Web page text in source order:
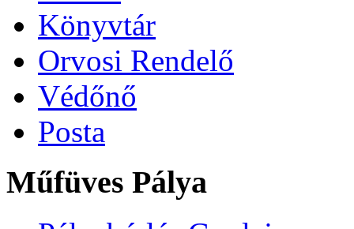
Könyvtár
Orvosi Rendelő
Védőnő
Posta
Műfüves Pálya